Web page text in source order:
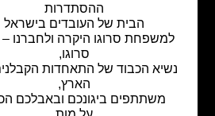
ההסתדרות
הבית של העובדים בישראל
למשפחת סרוגו היקרה ולחברנו – ראול
הכבוד של התאחדות הקבלנים בוני
משתתפים ביגונכם ובאבלכם הכבד